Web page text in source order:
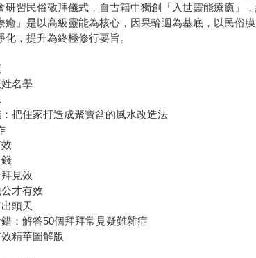
研習民俗敬拜儀式，自古籍中獨創「入世靈能療癒」
癒」是以高級靈能為核心，因果輪迴為基底，以民
化，提升為終極修行要旨。
名學
：把住家打造成聚寶盆的風水改造法
見效
才有效
頭天
：解答50個拜拜常見疑難雜症
精華圖解版